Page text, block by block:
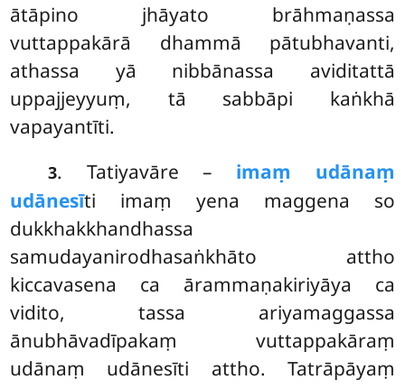
ātāpino jhāyato brāhmaṇassa
vuttappakārā dhammā pātubhavanti,
athassa yā nibbānassa aviditattā
uppajjeyyuṃ, tā sabbāpi kaṅkhā
vapayantīti.
3. Tatiyavāre – imaṃ udānaṃ
udānesīti imaṃ yena maggena so
dukkhakkhandhassa
samudayanirodhasaṅkhāto attho
kiccavasena ca ārammaṇakiriyāya ca
vidito, tassa ariyamaggassa
ānubhāvadīpakaṃ vuttappakāraṃ
udānaṃ udānesīti attho. Tatrāpāyaṃ